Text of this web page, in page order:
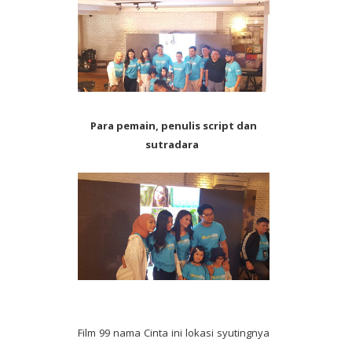
Para pemain, penulis script dan
sutradara
Film 99 nama Cinta ini lokasi syutingnya